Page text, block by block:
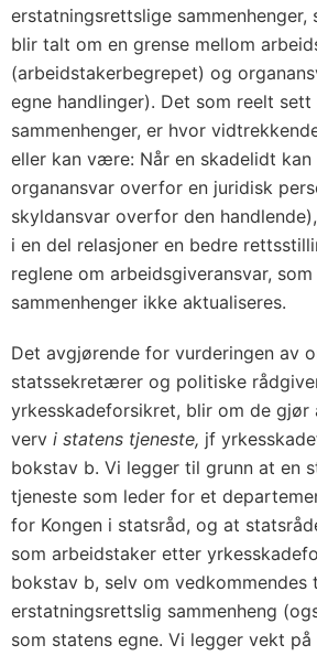
erstatningsrettslige
blir talt om en grense mellom
(arbeidstakerbegrepet) og
egne handlinger). Det som reelt
sammenhenger, er hvor
eller kan være: Når en skadelidt kan
organansvar overfor en juridisk
skyldansvar overfor den
i en del relasjoner en bedre
reglene om arbeidsgiveransvar,
sammenhenger ikke aktualiseres.
Det avgjørende for vurderingen av
statssekretærer og politiske
yrkesskadeforsikret, blir om de gjør
verv i statens tjeneste, jf
bokstav b. Vi legger til grunn at en
tjeneste som leder for et
for Kongen i statsråd, og at
som arbeidstaker etter
bokstav b, selv om vedkommendes
erstatningsrettslig sammenheng
som statens egne. Vi legger vekt